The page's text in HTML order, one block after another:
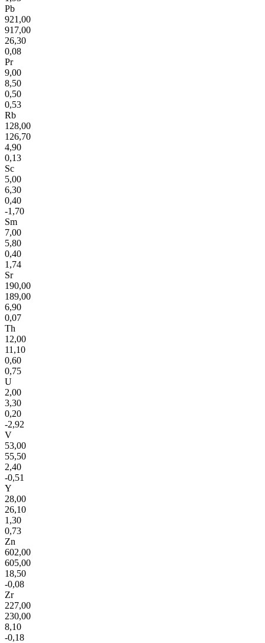
Pb
921,00
917,00
26,30
0,08
Pr
9,00
8,50
0,50
0,53
Rb
128,00
126,70
4,90
0,13
Sc
5,00
6,30
0,40
-1,70
Sm
7,00
5,80
0,40
1,74
Sr
190,00
189,00
6,90
0,07
Th
12,00
11,10
0,60
0,75
U
2,00
3,30
0,20
-2,92
V
53,00
55,50
2,40
-0,51
Y
28,00
26,10
1,30
0,73
Zn
602,00
605,00
18,50
-0,08
Zr
227,00
230,00
8,10
-0,18